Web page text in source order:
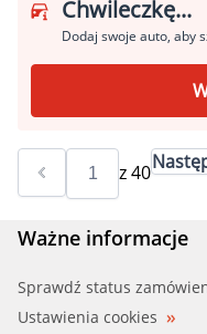
Chwileczkę...
Dodaj swoje auto, aby
z40
Ważne informacje
Sprawdź status
Ustawienia cookies